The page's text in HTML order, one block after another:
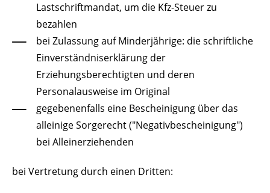
Lastschriftmandat, um die Kfz-Steuer zu
bezahlen
bei Zulassung auf Minderjährige: die schriftliche
Einverständniserklärung der
Erziehungsberechtigten und deren
Personalausweise im Original
gegebenenfalls eine Bescheinigung über das
alleinige Sorgerecht ("Negativbescheinigung")
bei Alleinerziehenden
bei Vertretung durch einen Dritten: